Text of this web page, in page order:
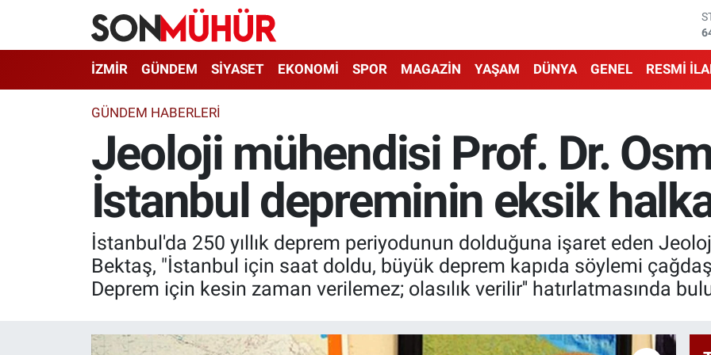
İZMİR GÜNDEM SİYASET EKONOMİ SPOR MAGAZİN YAŞAM DÜNYA GENEL RESMİ
GÜNDEM HABERLERI
Jeoloji mühendisi Prof. Dr.
İstanbul depreminin eksik
İstanbul'da 250 yıllık deprem periyodunun dolduğuna işaret eden
Bektaş, "İstanbul için saat doldu, büyük deprem kapıda söylemi
Deprem için kesin zaman verilemez; olasılık verilir'' hatırlatmasında
İzmir Nöbetçi Eczaneler
İzmir Hava Durumu
İzmir Namaz Vakitleri
İzmir Trafik Yoğunluk Haritası
Süper Lig Puan Durumu ve Fikstür
Tüm Manşetler
Son Dakika Haberleri
Haber Arşivi